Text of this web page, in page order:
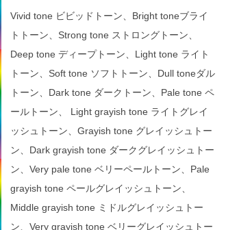
Vivid tone ビビッドトーン、Bright toneブライ
トトーン、Strong tone ストロングトーン、
Deep tone ディープトーン、Light tone ライト
トーン、Soft tone ソフトトーン、Dull toneダル
トーン、Dark tone ダークトーン、Pale tone ペ
ールトーン、 Light grayish tone ライトグレイ
ッシュトーン、Grayish tone グレイッシュトー
ン、Dark grayish tone ダークグレイッシュトー
ン、Very pale tone ベリーペールトーン、Pale
grayish tone ペールグレイッシュトーン、
Middle grayish tone ミドルグレイッシュトー
ン、Very grayish tone ベリーグレイッシュトー